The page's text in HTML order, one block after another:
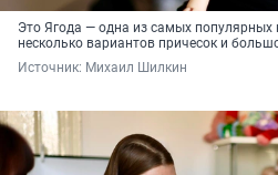
Это Ягода — одна из самых популярных
несколько вариантов причесок и
Источник: Михаил Шилкин